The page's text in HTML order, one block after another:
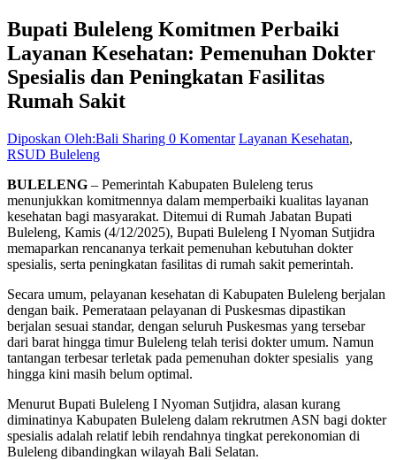
Bupati Buleleng Komitmen Perbaiki
Layanan Kesehatan: Pemenuhan Dokter
Spesialis dan Peningkatan Fasilitas
Rumah Sakit
Diposkan Oleh:Bali Sharing 0 Komentar Layanan Kesehatan,
RSUD Buleleng
BULELENG – Pemerintah Kabupaten Buleleng terus
menunjukkan komitmennya dalam memperbaiki kualitas layanan
kesehatan bagi masyarakat. Ditemui di Rumah Jabatan Bupati
Buleleng, Kamis (4/12/2025), Bupati Buleleng I Nyoman Sutjidra
memaparkan rencananya terkait pemenuhan kebutuhan dokter
spesialis, serta peningkatan fasilitas di rumah sakit pemerintah.
Secara umum, pelayanan kesehatan di Kabupaten Buleleng berjalan
dengan baik. Pemerataan pelayanan di Puskesmas dipastikan
berjalan sesuai standar, dengan seluruh Puskesmas yang tersebar
dari barat hingga timur Buleleng telah terisi dokter umum. Namun
tantangan terbesar terletak pada pemenuhan dokter spesialis yang
hingga kini masih belum optimal.
Menurut Bupati Buleleng I Nyoman Sutjidra, alasan kurang
diminatinya Kabupaten Buleleng dalam rekrutmen ASN bagi dokter
spesialis adalah relatif lebih rendahnya tingkat perekonomian di
Buleleng dibandingkan wilayah Bali Selatan.